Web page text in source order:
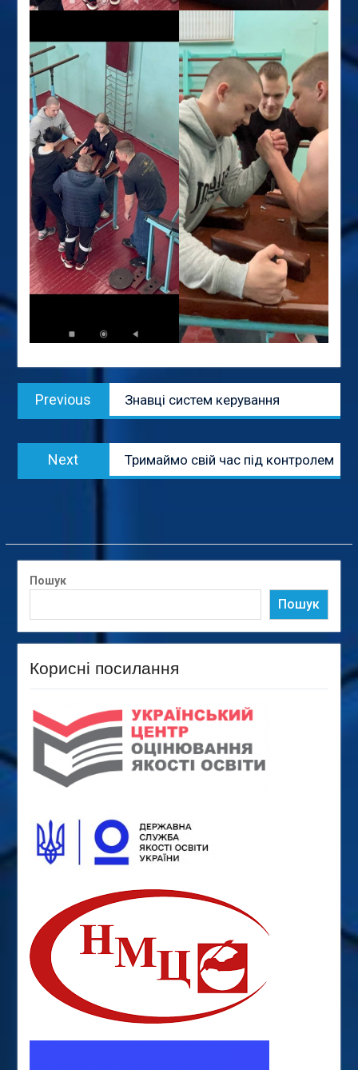
Навігація
записів
Previous
post:
Знавці систем керування
Next
post:
Тримаймо свій час під контролем
Пошук
Пошук
Корисні посилання